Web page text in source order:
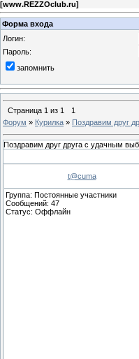
[www.REZZOclub.ru]
Форма входа
Логин:
Пароль:
запомнить
Страница 1 из 1
1
Форум » Курилка » Поздравим друг
Поздравим друг друга с удачным
t@cuma
Группа: Постоянные участники
Сообщений: 47
Статус: Оффлайн